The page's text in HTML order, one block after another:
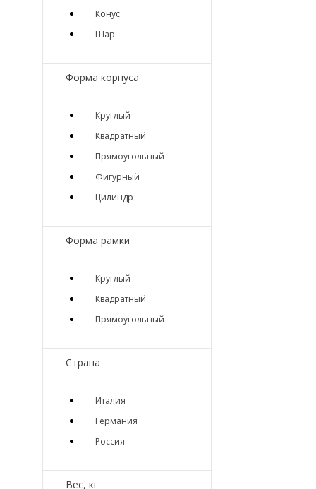
Конус
Шар
Форма корпуса
Круглый
Квадратный
Прямоугольный
Фигурный
Цилиндр
Форма рамки
Круглый
Квадратный
Прямоугольный
Страна
Италия
Германия
Россия
Вес, кг